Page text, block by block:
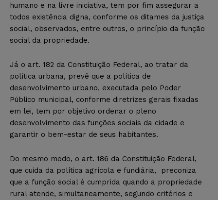
humano e na livre iniciativa, tem por fim assegurar a
todos existência digna, conforme os ditames da justiça
social, observados, entre outros, o princípio da função
social da propriedade.
Já o art. 182 da Constituição Federal, ao tratar da
política urbana, prevê que a política de
desenvolvimento urbano, executada pelo Poder
Público municipal, conforme diretrizes gerais fixadas
em lei, tem por objetivo ordenar o pleno
desenvolvimento das funções sociais da cidade e
garantir o bem-estar de seus habitantes.
Do mesmo modo, o art. 186 da Constituição Federal,
que cuida da política agrícola e fundiária, preconiza
que a função social é cumprida quando a propriedade
rural atende, simultaneamente, segundo critérios e